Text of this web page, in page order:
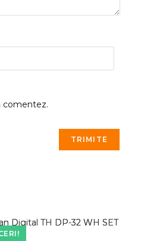
comentez.